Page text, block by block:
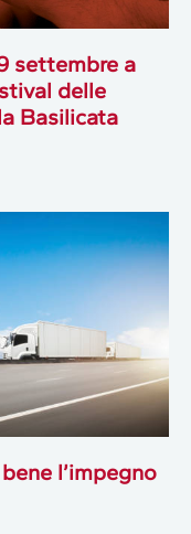
settembre a
delle
Basilicata
l’impegno